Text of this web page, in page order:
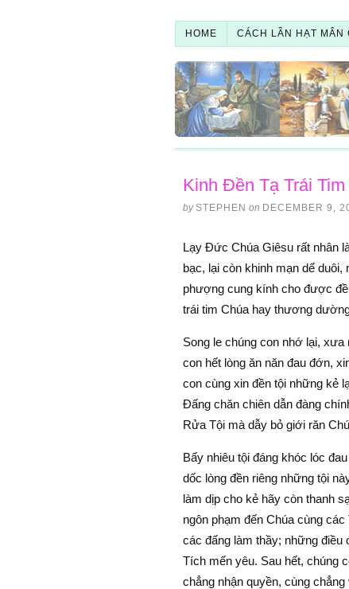
HOME CÁCH LẦN HẠT MÂN
Kinh Đền Tạ Trái
by STEPHEN on DECEMBER 9,
Lạy Ðức Chúa Giêsu rất nhân
bạc, lại còn khinh mạn dể
phượng cung kính cho được
trái tim Chúa hay thương
Song le chúng con nhớ lại,
con hết lòng ăn năn đau đớn,
con cùng xin đền tội những kẻ
Ðấng chăn chiên dẫn đàng
Rửa Tội mà dẫy bỏ giới răn
Bấy nhiêu tội đáng khóc lóc
dốc lòng đền riêng những tội
làm dịp cho kẻ hãy còn thanh
ngôn phạm đến Chúa cùng
các đấng làm thầy; những
Tích mến yêu. Sau hết, chúng
chẳng nhận quyền, cùng